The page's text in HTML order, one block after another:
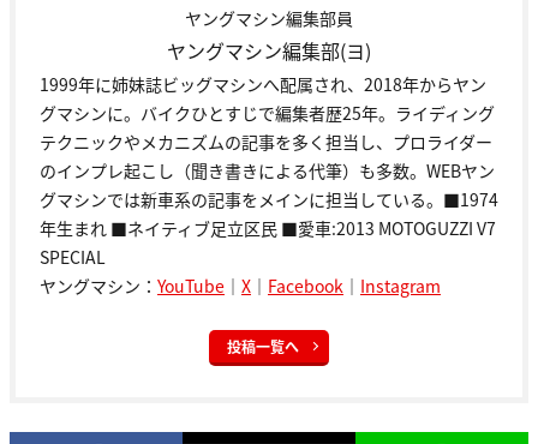
ヤングマシン編集部(ヨ)
1999年に姉妹誌ビッグマシンへ配属され、2018年からヤン
グマシンに。バイクひとすじで編集者歴25年。ライディング
テクニックやメカニズムの記事を多く担当し、プロライダー
のインプレ起こし（聞き書きによる代筆）も多数。WEBヤン
グマシンでは新車系の記事をメインに担当している。■1974
年生まれ ■ネイティブ足立区民 ■愛車:2013 MOTOGUZZI V7
SPECIAL
ヤングマシン：